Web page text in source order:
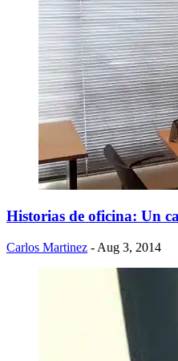
Historias de oficina: Un
Carlos Martinez - Aug 3, 2014